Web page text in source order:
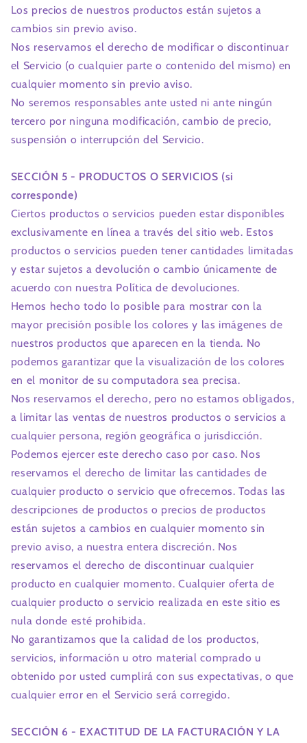
Los precios de nuestros productos están sujetos a
cambios sin previo aviso.
Nos reservamos el derecho de modificar o discontinuar
el Servicio (o cualquier parte o contenido del mismo) en
cualquier momento sin previo aviso.
No seremos responsables ante usted ni ante ningún
tercero por ninguna modificación, cambio de precio,
suspensión o interrupción del Servicio.
SECCIÓN 5 - PRODUCTOS O SERVICIOS (si
corresponde)
Ciertos productos o servicios pueden estar disponibles
exclusivamente en línea a través del sitio web. Estos
productos o servicios pueden tener cantidades limitadas
y estar sujetos a devolución o cambio únicamente de
acuerdo con nuestra Política de devoluciones.
Hemos hecho todo lo posible para mostrar con la
mayor precisión posible los colores y las imágenes de
nuestros productos que aparecen en la tienda. No
podemos garantizar que la visualización de los colores
en el monitor de su computadora sea precisa.
Nos reservamos el derecho, pero no estamos obligados,
a limitar las ventas de nuestros productos o servicios a
cualquier persona, región geográfica o jurisdicción.
Podemos ejercer este derecho caso por caso. Nos
reservamos el derecho de limitar las cantidades de
cualquier producto o servicio que ofrecemos. Todas las
descripciones de productos o precios de productos
están sujetos a cambios en cualquier momento sin
previo aviso, a nuestra entera discreción. Nos
reservamos el derecho de discontinuar cualquier
producto en cualquier momento. Cualquier oferta de
cualquier producto o servicio realizada en este sitio es
nula donde esté prohibida.
No garantizamos que la calidad de los productos,
servicios, información u otro material comprado u
obtenido por usted cumplirá con sus expectativas, o que
cualquier error en el Servicio será corregido.
SECCIÓN 6 - EXACTITUD DE LA FACTURACIÓN Y LA